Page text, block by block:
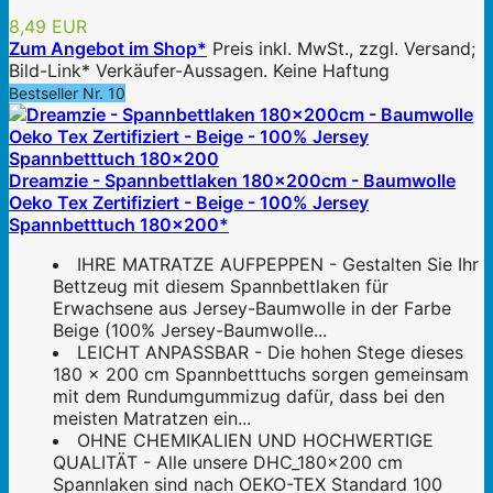
8,49 EUR
Zum Angebot im Shop* Preis inkl. MwSt., zzgl. Versand;
Bild-Link* Verkäufer-Aussagen. Keine Haftung
Bestseller Nr. 10
Dreamzie - Spannbettlaken 180x200cm - Baumwolle
Oeko Tex Zertifiziert - Beige - 100% Jersey
Spannbetttuch 180x200*
IHRE MATRATZE AUFPEPPEN - Gestalten Sie Ihr
Bettzeug mit diesem Spannbettlaken für
Erwachsene aus Jersey-Baumwolle in der Farbe
Beige (100% Jersey-Baumwolle...
LEICHT ANPASSBAR - Die hohen Stege dieses
180 x 200 cm Spannbetttuchs sorgen gemeinsam
mit dem Rundumgummizug dafür, dass bei den
meisten Matratzen ein...
OHNE CHEMIKALIEN UND HOCHWERTIGE
QUALITÄT - Alle unsere DHC_180x200 cm
Spannlaken sind nach OEKO-TEX Standard 100